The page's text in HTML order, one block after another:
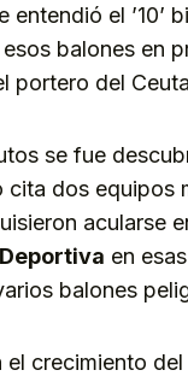
el ’10’
balones en
portero del
se fue
cita dos
acularse
en
balones
el crecimiento del